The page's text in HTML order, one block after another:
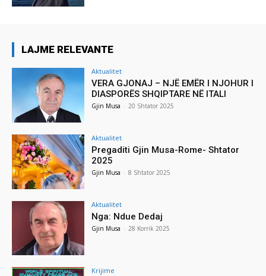
LAJME RELEVANTE
Aktualitet
VERA GJONAJ – NJË EMËR I NJOHUR I
DIASPORËS SHQIPTARE NË ITALI
Gjin Musa - 20 Shtator 2025
Aktualitet
Pregaditi Gjin Musa-Rome- Shtator
2025
Gjin Musa - 8 Shtator 2025
Aktualitet
Nga: Ndue Dedaj
Gjin Musa - 28 Korrik 2025
Krijime